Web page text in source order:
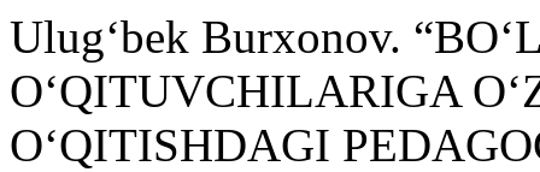
Ulug‘bek Burxonov.
O‘QITUVCHILARIGA
O‘QITISHDAGI